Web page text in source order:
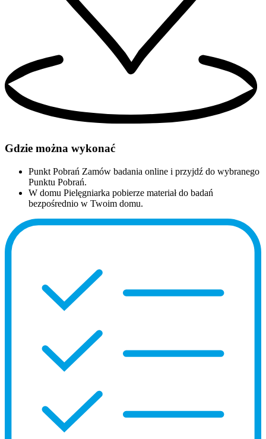
Gdzie można wykonać
Punkt Pobrań Zamów badania online i przyjdź do wybranego
Punktu Pobrań.
W domu Pielęgniarka pobierze materiał do badań
bezpośrednio w Twoim domu.